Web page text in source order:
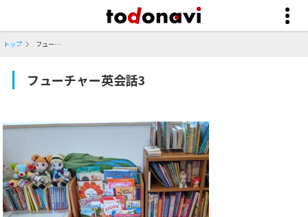
トップ フューチャー英会話3
フューチャー英会話3